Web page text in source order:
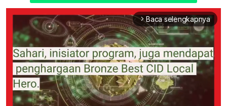
arrow_forward_ios Baca selengkapnya